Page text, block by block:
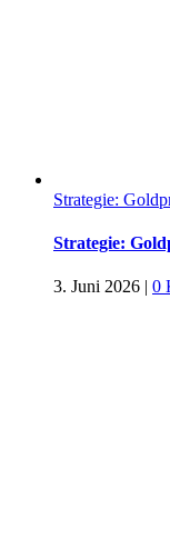
Strategie:
Strategie:
3. Juni 2026 | 0